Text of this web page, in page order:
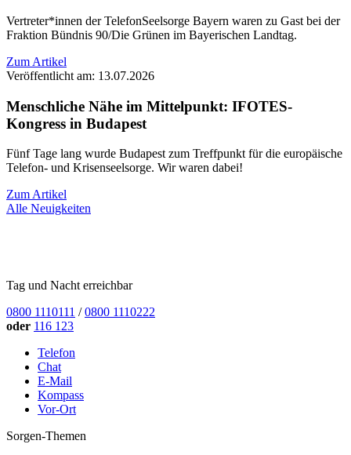
Vertreter*innen der TelefonSeelsorge Bayern waren zu Gast bei der
Fraktion Bündnis 90/Die Grünen im Bayerischen Landtag.
Zum Artikel
Veröffentlicht am: 13.07.2026
Menschliche Nähe im Mittelpunkt: IFOTES-
Kongress in Budapest
Fünf Tage lang wurde Budapest zum Treffpunkt für die europäische
Telefon- und Krisenseelsorge. Wir waren dabei!
Zum Artikel
Alle Neuigkeiten
Tag und Nacht erreichbar
0800 1110111 /0800 1110222
oder 116 123
Telefon
Chat
E-Mail
Kompass
Vor-Ort
Sorgen-Themen